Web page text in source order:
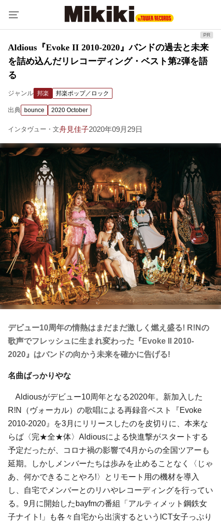
Aldious『Evoke II 2010-2020』バンドの過去と未来
を詰め込んだリレコーディング・ベスト第2弾を語
る
ジャンル 邦楽 邦楽ポップ／ロック
出典 bounce 2020 October
インタヴュー・文舟見佳子2020年09月29日
デビュー10周年の情熱はまだまだ激しく燃え盛る! R!Nの
歌声でフレッシュに生まれ変わった『Evoke II 2010-
2020』はバンドの向かう未来を確かに告げる!
名曲ばっかりやな
Aldiousがデビュー10周年となる2020年。新加入した
R!N（ヴォーカル）の歌唱による再録音ベスト『Evoke
2010-2020』を3月にリリースしたのを皮切りに、本来な
らば〈完★全★体〉Aldiousによる快進撃がスタートする
予定だったが、コロナ禍の影響で4月からの全国ツアーも
延期。しかしメンバーたちは歩みを止めることなく〈じゃ
あ、何かできることやろ!〉とリモート用の機材を導入
し、自宅でメンバーとのリハやレコーディングを行ってい
る。9月に開始したbayfmの番組「アルティメット鋼鉄女
子ナイト!」も各々自宅から出演するというICT女子っぷり